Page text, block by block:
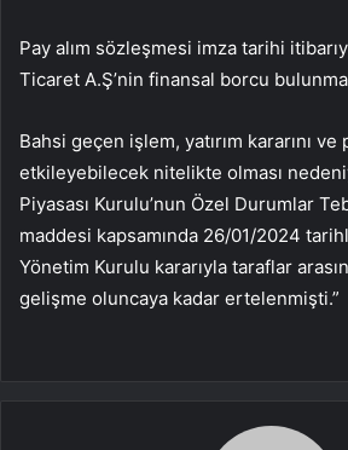
Pay alım sözleşmesi imza tarihi
Ticaret A.Ş’nin finansal borcu
Bahsi geçen işlem, yatırım kararını
etkileyebilecek nitelikte olması
Piyasası Kurulu’nun Özel Durumlar
maddesi kapsamında 26/01/2024
Yönetim Kurulu kararıyla taraflar
gelişme oluncaya kadar ertelenmişti.”